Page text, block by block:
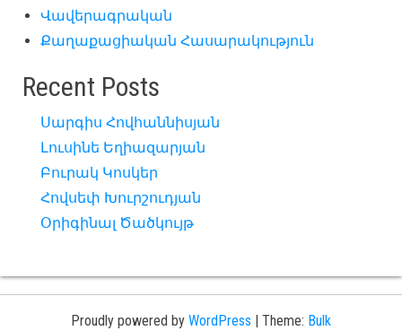
Վավերագրական
Քաղաքացիական Հասարակություն
Recent Posts
Սարգիս Հովհաննիսյան
Լուսինե Եղիազարյան
Բուրակ Կոսկեր
Հովսեփ Խուրշուդյան
Օրիգինալ Ծածկույթ
Proudly powered by WordPress | Theme: Bulk